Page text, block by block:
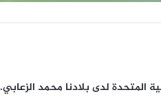
المتحدة لدى بلادنا محمد الزعابي.